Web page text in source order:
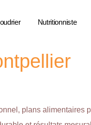
Nutritionniste
plans alimentaires